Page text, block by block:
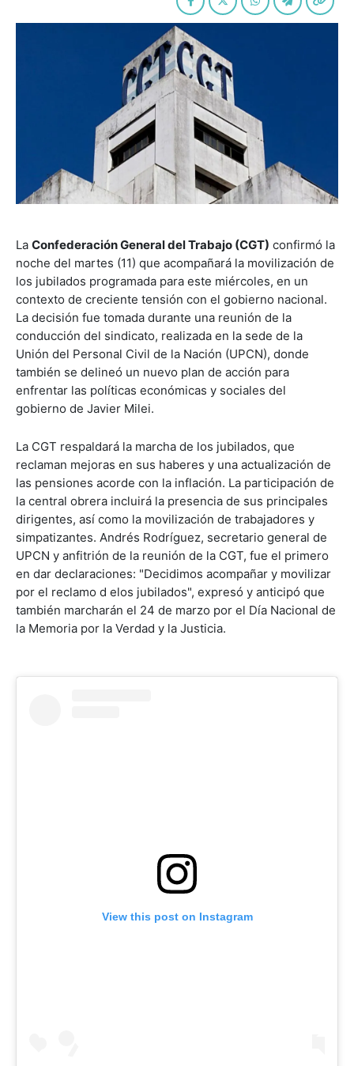
La Confederación General del Trabajo (CGT) confirmó la
noche del martes (11) que acompañará la movilización de
los jubilados programada para este miércoles, en un
contexto de creciente tensión con el gobierno nacional.
La decisión fue tomada durante una reunión de la
conducción del sindicato, realizada en la sede de la
Unión del Personal Civil de la Nación (UPCN), donde
también se delineó un nuevo plan de acción para
enfrentar las políticas económicas y sociales del
gobierno de Javier Milei.
La CGT respaldará la marcha de los jubilados, que
reclaman mejoras en sus haberes y una actualización de
las pensiones acorde con la inflación. La participación de
la central obrera incluirá la presencia de sus principales
dirigentes, así como la movilización de trabajadores y
simpatizantes. Andrés Rodríguez, secretario general de
UPCN y anfitrión de la reunión de la CGT, fue el primero
en dar declaraciones: "Decidimos acompañar y movilizar
por el reclamo d elos jubilados", expresó y anticipó que
también marcharán el 24 de marzo por el Día Nacional de
la Memoria por la Verdad y la Justicia.
View this post on Instagram